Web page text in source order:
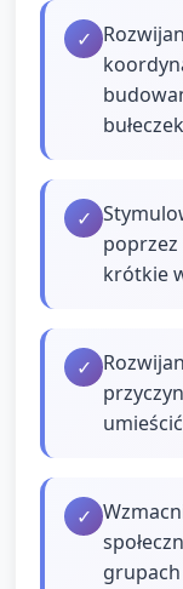
✓
bułeczek
✓
krótkie
✓
✓
grupach